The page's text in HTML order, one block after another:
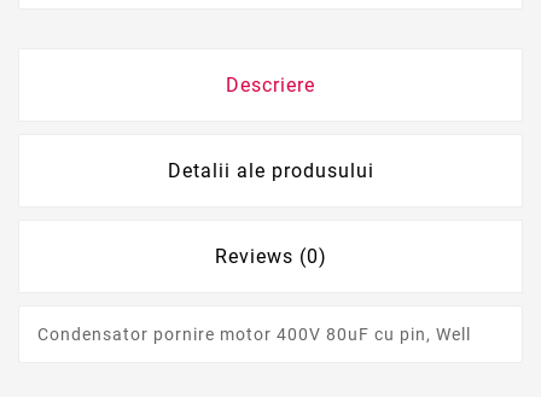
Descriere
Detalii ale produsului
Reviews (0)
Condensator pornire motor 400V 80uF cu pin, Well